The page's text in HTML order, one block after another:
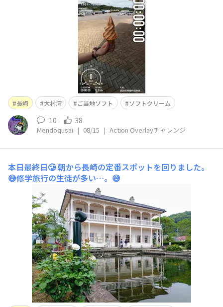
て僕が今まで食べたアイスで一番
長崎 大村湾 ご当地ソフト ソフトクリーム
10 38
Mendoqusai | 08/15 | Action Overlayチャレンジ
本日最終日🥲朝から長崎の定番スポットを回りました。
😅修学旅行の生徒が多い…。😅